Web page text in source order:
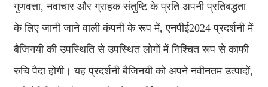
गुणवत्ता, नवाचार और ग्राहक संतुष्टि के प्रति अपनी प्रतिबद्धता
के लिए जानी जाने वाली कंपनी के रूप में, एनपीई2024 प्रदर्शनी में
बैजिनयी की उपस्थिति से उपस्थित लोगों में निश्चित रूप से काफी
रुचि पैदा होगी। यह प्रदर्शनी बैजिनयी को अपने नवीनतम उत्पादों,